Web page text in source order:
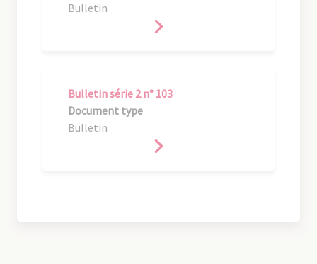
Bulletin
Bulletin série 2 n° 103
Document type
Bulletin